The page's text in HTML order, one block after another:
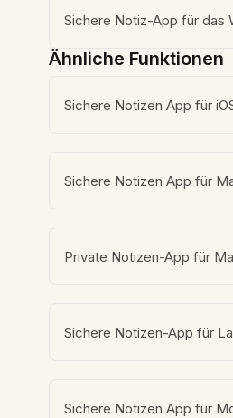
Sichere Notiz-App für das
Ähnliche Funktionen
Sichere Notizen App für
Sichere Notizen App für
Private Notizen-App für
Sichere Notizen-App für
Sichere Notizen App für